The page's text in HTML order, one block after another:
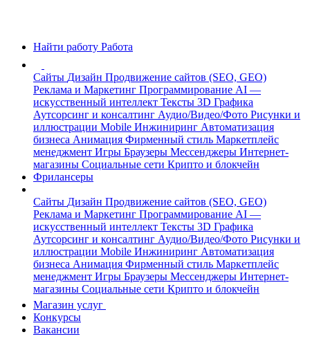
Найти работу Работа
Сайты Дизайн Продвижение сайтов (SEO, GEO)
Реклама и Маркетинг Программирование AI —
искусственный интеллект Тексты 3D Графика
Аутсорсинг и консалтинг Аудио/Видео/Фото Рисунки и
иллюстрации Mobile Инжиниринг Автоматизация
бизнеса Анимация Фирменный стиль Маркетплейс
менеджмент Игры Браузеры Мессенджеры Интернет-
магазины Социальные сети Крипто и блокчейн
Фрилансеры
Сайты Дизайн Продвижение сайтов (SEO, GEO)
Реклама и Маркетинг Программирование AI —
искусственный интеллект Тексты 3D Графика
Аутсорсинг и консалтинг Аудио/Видео/Фото Рисунки и
иллюстрации Mobile Инжиниринг Автоматизация
бизнеса Анимация Фирменный стиль Маркетплейс
менеджмент Игры Браузеры Мессенджеры Интернет-
магазины Социальные сети Крипто и блокчейн
Магазин услуг
Конкурсы
Вакансии